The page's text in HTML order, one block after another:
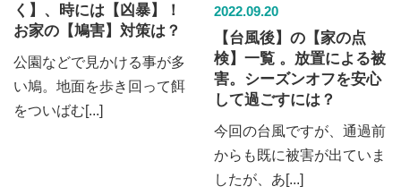
く】、時には【凶暴】！
お家の【鳩害】対策は？
公園などで見かける事が多
い鳩。地面を歩き回って餌
をついばむ[...]
2022.09.20
【台風後】の【家の点
検】一覧 。放置による被
害。シーズンオフを安心
して過ごすには？
今回の台風ですが、通過前
からも既に被害が出ていま
したが、あ[...]